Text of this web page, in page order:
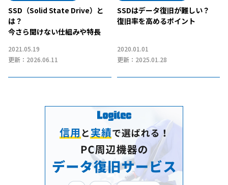
SSD（Solid State Drive）と
は？
今さら聞けない仕組みや特長
2021.05.19
更新：2026.06.11
SSDはデータ復旧が難しい？
復旧率を高めるポイント
2020.01.01
更新：2025.01.28